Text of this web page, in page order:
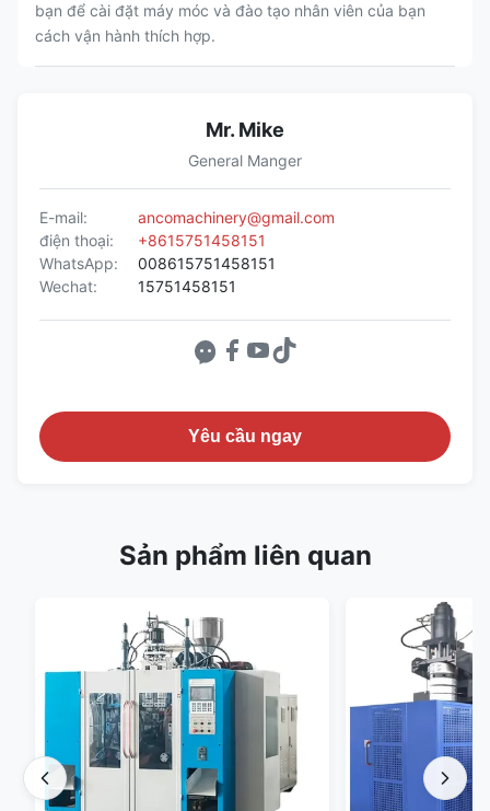
bạn để cài đặt máy móc và đào tạo nhân viên của bạn
cách vận hành thích hợp.
Mr. Mike
General Manger
E-mail:
ancomachinery@gmail.com
điện thoại:
+8615751458151
WhatsApp:
008615751458151
Wechat:
15751458151
Yêu cầu ngay
Sản phẩm liên quan